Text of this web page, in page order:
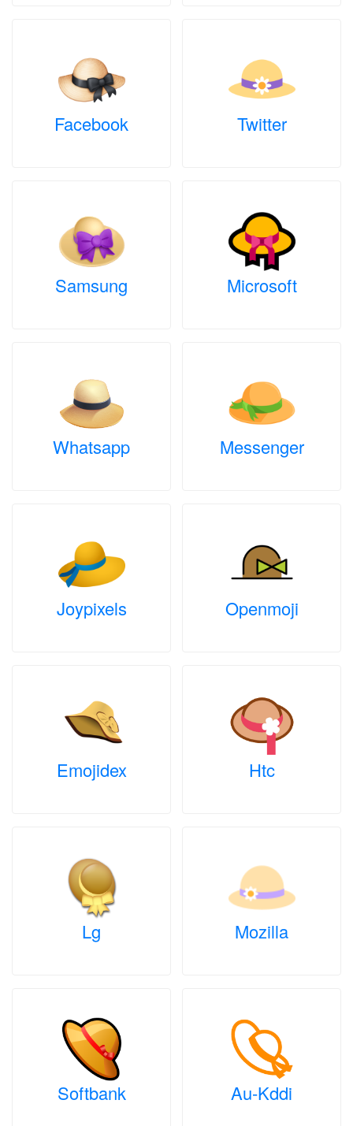
Facebook Twitter
Samsung Microsoft
Whatsapp Messenger
Joypixels Openmoji
Emojidex Htc
Lg Mozilla
Softbank Au-Kddi